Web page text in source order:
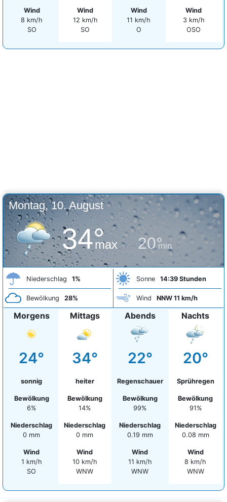
Wind
8 km/h
SO
Wind
12 km/h
SO
Wind
11 km/h
O
Wind
3 km/h
OSO
Montag, 10. August
34°
max 20°
min
Niederschlag 1%
Bewölkung 28%
Sonne 14:39 Stunden
Wind NNW 11 km/h
Morgens
24°
sonnig
Bewölkung
6%
Niederschlag
0 mm
Wind
1 km/h
SO
Mittags
34°
heiter
Bewölkung
14%
Niederschlag
0 mm
Wind
10 km/h
WNW
Abends
22°
Regenschauer
Bewölkung
99%
Niederschlag
0.19 mm
Wind
11 km/h
WNW
Nachts
20°
Sprühregen
Bewölkung
91%
Niederschlag
0.08 mm
Wind
8 km/h
WNW